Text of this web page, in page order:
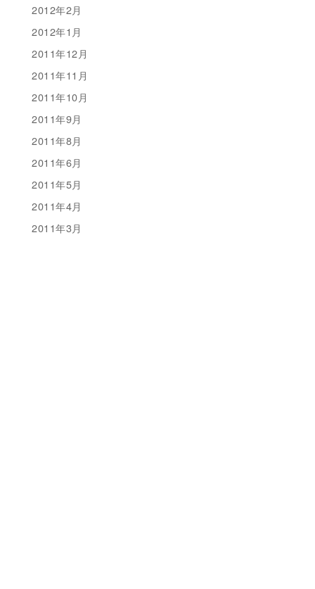
2012年2月
2012年1月
2011年12月
2011年11月
2011年10月
2011年9月
2011年8月
2011年6月
2011年5月
2011年4月
2011年3月